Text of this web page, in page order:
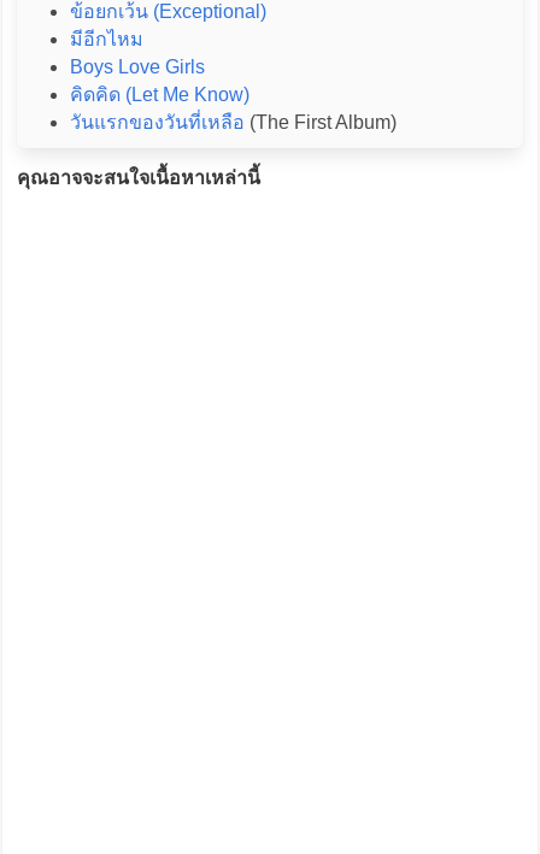
ข้อยกเว้น (Exceptional)
มีอีกไหม
Boys Love Girls
คิดคิด (Let Me Know)
วันแรกของวันที่เหลือ (The First Album)
คุณอาจจะสนใจเนื้อหาเหล่านี้